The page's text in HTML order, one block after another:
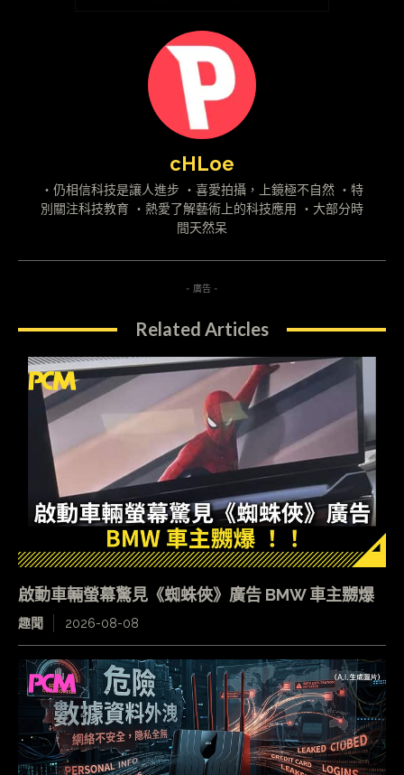
cHLoe
・仍相信科技是讓人進步 ・喜愛拍攝，上鏡極不自然 ・特
別關注科技教育 ・熱愛了解藝術上的科技應用 ・大部分時
間天然呆
- 廣告 -
Related Articles
啟動車輛螢幕驚見《蜘蛛俠》廣告 BMW 車主嬲爆
趣聞 2026-08-08